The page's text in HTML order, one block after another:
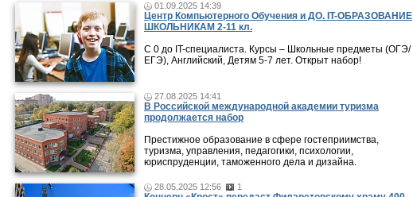
01.09.2025 14:39
Центр Компьютерного Обучения и ДО. IT-ОБРАЗОВАНИЕ
ШКОЛЬНИКАМ 2-11 кл.
С 0 до IT-специалиста. Курсы – Школьные предметы (ОГЭ/
ЕГЭ), Английский, Детям 5-7 лет. Открыт набор!
27.08.2025 14:41
В Российской международной академии туризма
продолжается набор
Престижное образование в сфере гостеприимства,
туризма, управления, педагогики, психологии,
юриспруденции, таможенного дела и дизайна.
28.05.2025 12:56 1